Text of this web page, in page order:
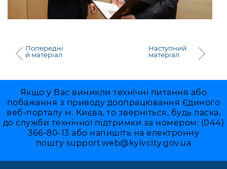
Попередні
й матеріал
Наступний
матеріал
Якщо у Вас виникли технічні питання або
побажання з приводу доопрацювання Єдиного
веб-порталу м. Києва, то зверніться, будь ласка,
до служби технічної підтримки за номером: (044)
366-80-13 або напишіть на електронну
пошту support.web@kyivcity.gov.ua